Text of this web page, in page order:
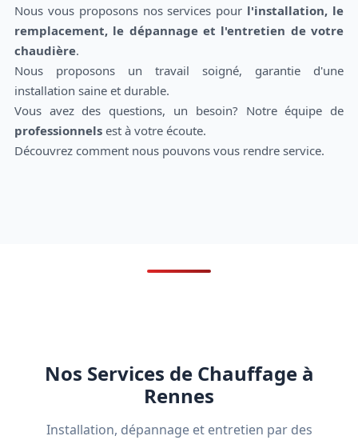
Nous vous proposons nos services pour l'installation, le
remplacement, le dépannage et l'entretien de votre
chaudière.
Nous proposons un travail soigné, garantie d'une
installation saine et durable.
Vous avez des questions, un besoin? Notre équipe de
professionnelsest à votre écoute.
Découvrez comment nous pouvons vous rendre service.
Nos Services de Chauffage à
Rennes
Installation, dépannage et entretien par des